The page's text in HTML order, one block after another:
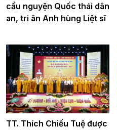
cầu nguyện Quốc thái dân
an, tri ân Anh hùng Liệt sĩ
TT. Thích Chiếu Tuệ được